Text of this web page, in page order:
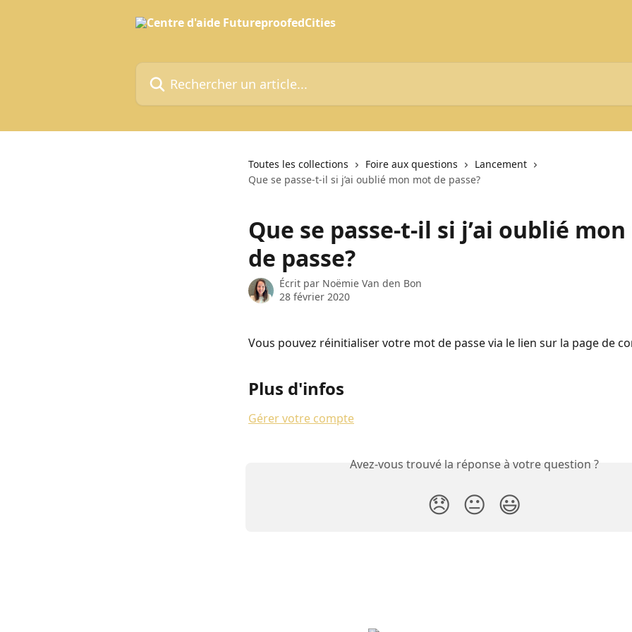
Rechercher un article...
Toutes les collections Foire aux questions
Lancement
Que se passe-t-il si j’ai oublié mon mot de passe?
Que se passe-t-il si j’ai oublié
de passe?
Écrit par Noëmie Van den Bon
28 février 2020
Vous pouvez réinitialiser votre mot de passe via le lien sur la page de
Plus d'infos
Gérer votre compte
Avez-vous trouvé la réponse à votre question ?
😞 😐 😃